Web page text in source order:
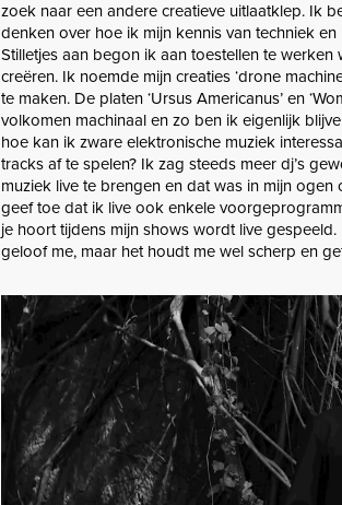
zoek naar een andere creatieve uitlaatklep. Ik
denken over hoe ik mijn kennis van techniek
Stilletjes aan begon ik aan toestellen te
creëren. Ik noemde mijn creaties ‘drone
te maken. De platen ‘Ursus Americanus’ en
volkomen machinaal en zo ben ik eigenlijk
hoe kan ik zware elektronische muziek
tracks af te spelen? Ik zag steeds meer dj’s
muziek live te brengen en dat was in mijn ogen
geef toe dat ik live ook enkele
je hoort tijdens mijn shows wordt live
geloof me, maar het houdt me wel scherp en